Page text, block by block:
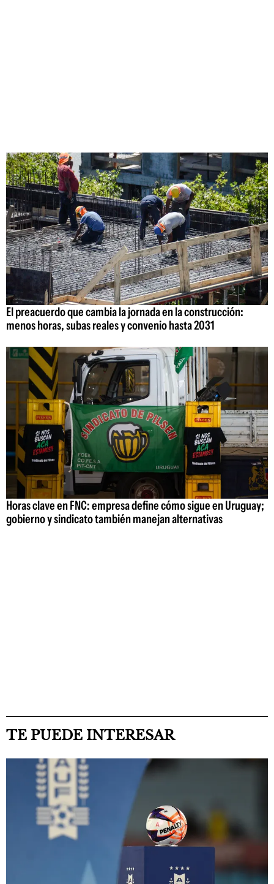
El preacuerdo que cambia la jornada en la construcción:
menos horas, subas reales y convenio hasta 2031
Horas clave en FNC: empresa define cómo sigue en Uruguay;
gobierno y sindicato también manejan alternativas
TE PUEDE INTERESAR